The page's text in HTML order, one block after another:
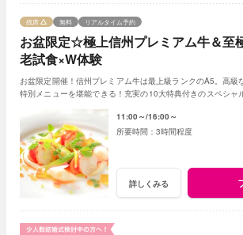
お盆限定☆極上信州プレミアム牛＆至
老試食×W体験
残席 無料 リアルタイム予約
お盆限定開催！信州プレミアム牛は最上級ランクのA5。高級
特別メニューを堪能できる！充実の10大特典付きのスペシャ
11:00～ 16:00～
3時間程度
詳しくみる